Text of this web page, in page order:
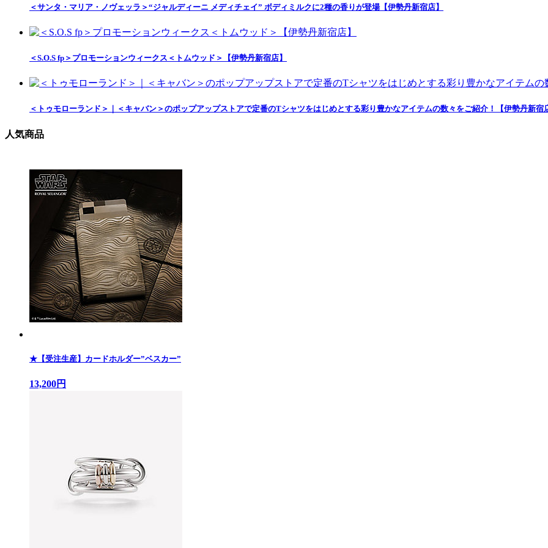
＜サンタ・マリア・ノヴェッラ＞“ジャルディーニ メディチェイ” ボディミルクに2種の香りが登場【伊勢丹新宿店】
＜S.O.S fp＞プロモーションウィークス＜トムウッド＞【伊勢丹新宿店】
＜トゥモローランド＞｜＜キャバン＞のポップアップストアで定番のTシャツをはじめとする彩り豊かなアイテムの数々をご紹介！【伊勢丹新宿
人気商品
★【受注生産】カードホルダー”ベスカー”
13,200円